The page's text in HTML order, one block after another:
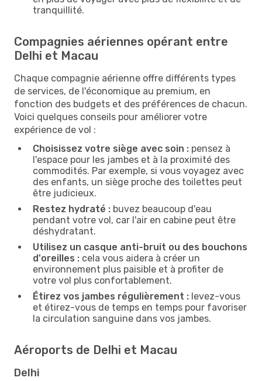
tranquillité.
Compagnies aériennes opérant entre
Delhi et Macau
Chaque compagnie aérienne offre différents types
de services, de l'économique au premium, en
fonction des budgets et des préférences de chacun.
Voici quelques conseils pour améliorer votre
expérience de vol :
Choisissez votre siège avec soin : pensez à
l'espace pour les jambes et à la proximité des
commodités. Par exemple, si vous voyagez avec
des enfants, un siège proche des toilettes peut
être judicieux.
Restez hydraté : buvez beaucoup d'eau
pendant votre vol, car l'air en cabine peut être
déshydratant.
Utilisez un casque anti-bruit ou des bouchons
d'oreilles : cela vous aidera à créer un
environnement plus paisible et à profiter de
votre vol plus confortablement.
Étirez vos jambes régulièrement : levez-vous
et étirez-vous de temps en temps pour favoriser
la circulation sanguine dans vos jambes.
Aéroports de Delhi et Macau
Delhi